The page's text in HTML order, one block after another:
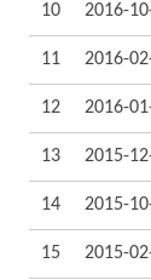
10 2016-
11 2016-
12 2016-
13 2015-
14 2015-
15 2015-